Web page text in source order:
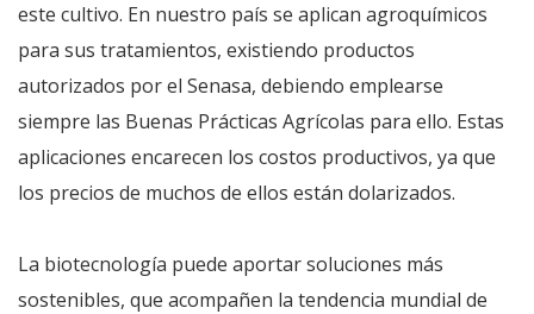
este cultivo. En nuestro país se aplican agroquímicos
para sus tratamientos, existiendo productos
autorizados por el Senasa, debiendo emplearse
siempre las Buenas Prácticas Agrícolas para ello. Estas
aplicaciones encarecen los costos productivos, ya que
los precios de muchos de ellos están dolarizados.
La biotecnología puede aportar soluciones más
sostenibles, que acompañen la tendencia mundial de